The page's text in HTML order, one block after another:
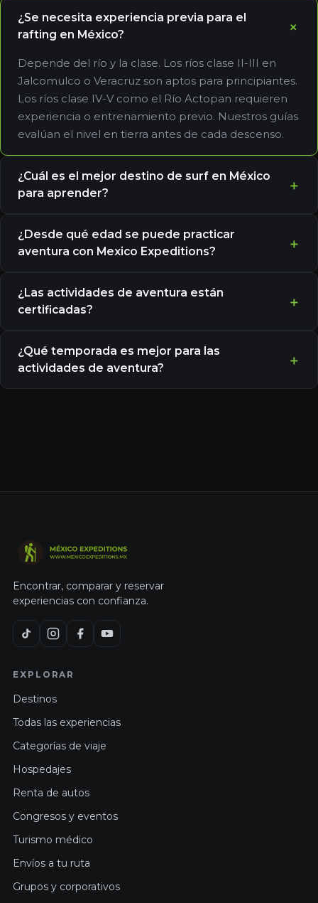
¿Se necesita experiencia previa para el
rafting en México?
Depende del río y la clase. Los ríos clase II-III en
Jalcomulco o Veracruz son aptos para principiantes.
Los ríos clase IV-V como el Río Actopan requieren
experiencia o entrenamiento previo. Nuestros guías
evalúan el nivel en tierra antes de cada descenso.
¿Cuál es el mejor destino de surf en México
para aprender?
¿Desde qué edad se puede practicar
aventura con Mexico Expeditions?
¿Las actividades de aventura están
certificadas?
¿Qué temporada es mejor para las
actividades de aventura?
Encontrar, comparar y reservar
experiencias con confianza.
EXPLORAR
Destinos
Todas las experiencias
Categorías de viaje
Hospedajes
Renta de autos
Congresos y eventos
Turismo médico
Envíos a tu ruta
Grupos y corporativos